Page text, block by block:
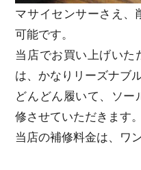
マサイセンサーさえ、
可能です。
当店でお買い上げいた
は、かなりリーズナブル
どんどん履いて、ソー
修させていただきます。
当店の補修料金は、ワ